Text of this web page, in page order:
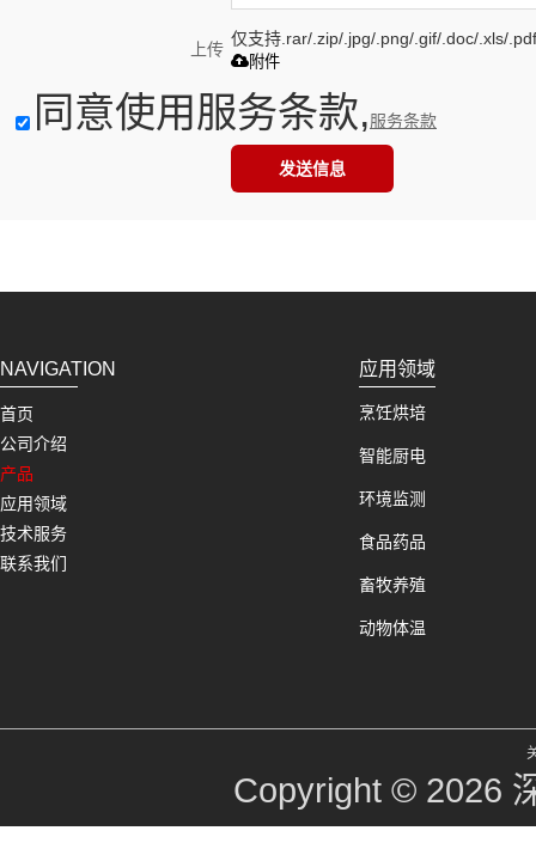
上传
仅支持.rar/.zip/.jpg/.png/.gif/.doc/.xls/
附件
同意使用服务条款,服务条款
发送信息
NAVIGATION
首页
公司介绍
产品
应用领域
技术服务
联系我们
应用领域
烹饪烘培
智能厨电
环境监测
食品药品
畜牧养殖
动物体温
Copyright © 2026